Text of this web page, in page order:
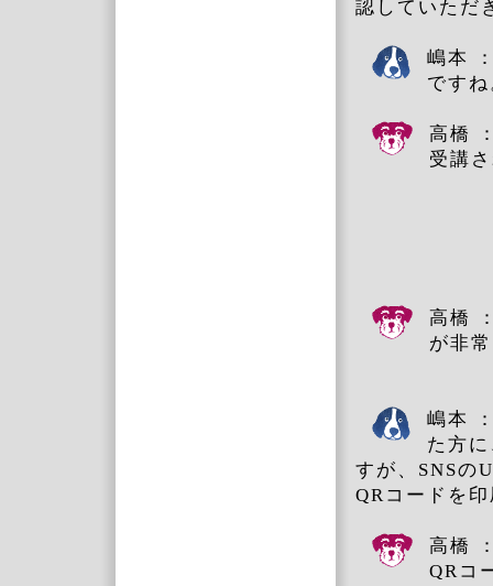
認していただ
嶋本
です
高橋
受講
高橋
が非
嶋本
た方
すが、SNSの
QRコードを
高橋
QRコ